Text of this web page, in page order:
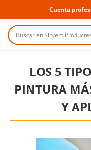
Cuenta
Buscar en Sirvent Productes
LOS 5
PINTURA
Y